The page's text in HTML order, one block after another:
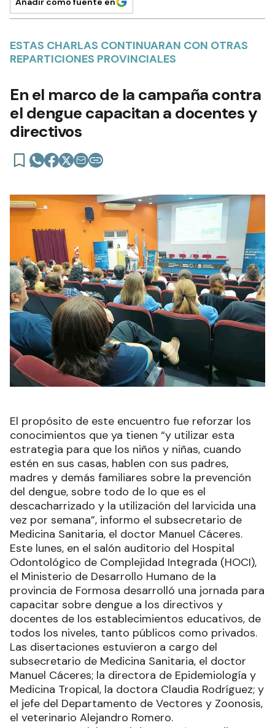
ESTAS CHARLAS CONTINUARAN CON OTRAS
REPARTICIONES PROVINCIALES
En el marco de la campaña contra
el dengue capacitan a docentes y
directivos
El propósito de este encuentro fue reforzar los
conocimientos que ya tienen “y utilizar esta
estrategia para que los niños y niñas, cuando
estén en sus casas, hablen con sus padres,
madres y demás familiares sobre la prevención
del dengue, sobre todo de lo que es el
descacharrizado y la utilización del larvicida una
vez por semana”, informo el subsecretario de
Medicina Sanitaria, el doctor Manuel Cáceres.
Este lunes, en el salón auditorio del Hospital
Odontológico de Complejidad Integrada (HOCI),
el Ministerio de Desarrollo Humano de la
provincia de Formosa desarrolló una jornada para
capacitar sobre dengue a los directivos y
docentes de los establecimientos educativos, de
todos los niveles, tanto públicos como privados.
Las disertaciones estuvieron a cargo del
subsecretario de Medicina Sanitaria, el doctor
Manuel Cáceres; la directora de Epidemiología y
Medicina Tropical, la doctora Claudia Rodríguez; y
el jefe del Departamento de Vectores y Zoonosis,
el veterinario Alejandro Romero.